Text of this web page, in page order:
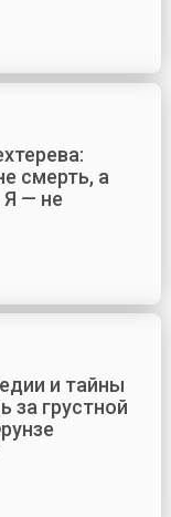
смерть, а
Я — не
и тайны
за грустной